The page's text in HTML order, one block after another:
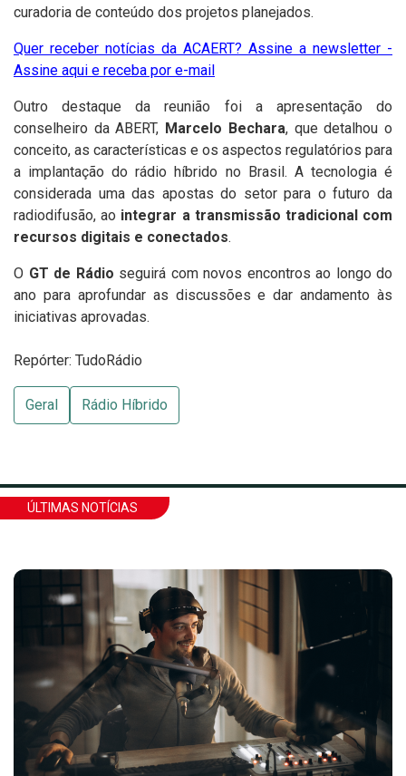
curadoria de conteúdo dos projetos planejados.
Quer receber notícias da ACAERT? Assine a newsletter -
Assine aqui e receba por e-mail
Outro destaque da reunião foi a apresentação do
conselheiro da ABERT, Marcelo Bechara, que detalhou o
conceito, as características e os aspectos regulatórios para
a implantação do rádio híbrido no Brasil. A tecnologia é
considerada uma das apostas do setor para o futuro da
radiodifusão, ao integrar a transmissão tradicional com
recursos digitais e conectados.
O GT de Rádio seguirá com novos encontros ao longo do
ano para aprofundar as discussões e dar andamento às
iniciativas aprovadas.
Repórter: TudoRádio
Geral Rádio Híbrido
ÚLTIMAS NOTÍCIAS